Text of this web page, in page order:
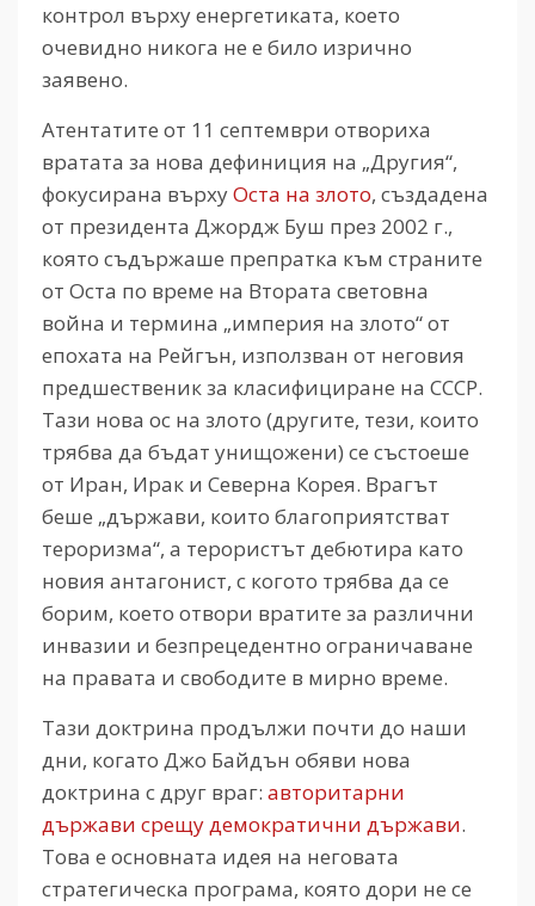
контрол върху енергетиката, което
очевидно никога не е било изрично
заявено.
Атентатите от 11 септември отвориха
вратата за нова дефиниция на „Другия“,
фокусирана върхуОста на злото, създадена
от президента Джордж Буш през 2002 г.,
която съдържаше препратка към страните
от Оста по време на Втората световна
война и термина „империя на злото“ от
епохата на Рейгън, използван от неговия
предшественик за класифициране на СССР.
Тази нова ос на злото (другите, тези, които
трябва да бъдат унищожени) се състоеше
от Иран, Ирак и Северна Корея. Врагът
беше „държави, които благоприятстват
тероризма“, а терористът дебютира като
новия антагонист, с когото трябва да се
борим, което отвори вратите за различни
инвазии и безпрецедентно ограничаване
на правата и свободите в мирно време.
Тази доктрина продължи почти до наши
дни, когато Джо Байдън обяви нова
доктрина с друг враг: авторитарни
държави срещу демократични държави.
Това е основната идея на неговата
стратегическа програма, която дори не се